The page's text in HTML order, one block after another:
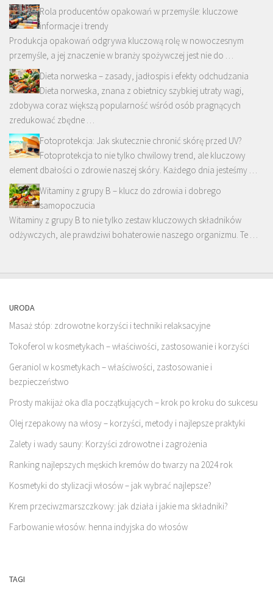
Rola producentów opakowań w przemyśle: kluczowe
informacje i trendy
Produkcja opakowań odgrywa kluczową rolę w nowoczesnym
przemyśle, a jej znaczenie w branży spożywczej jest nie do …
Dieta norweska – zasady, jadłospis i efekty odchudzania
Dieta norweska, znana z obietnicy szybkiej utraty wagi,
zdobywa coraz większą popularność wśród osób pragnących
zredukować zbędne …
Fotoprotekcja: Jak skutecznie chronić skórę przed UV?
Fotoprotekcja to nie tylko chwilowy trend, ale kluczowy
element dbałości o zdrowie naszej skóry. Każdego dnia jesteśmy …
Witaminy z grupy B – klucz do zdrowia i dobrego
samopoczucia
Witaminy z grupy B to nie tylko zestaw kluczowych składników
odżywczych, ale prawdziwi bohaterowie naszego organizmu. Te …
URODA
Masaż stóp: zdrowotne korzyści i techniki relaksacyjne
Tokoferol w kosmetykach – właściwości, zastosowanie i korzyści
Geraniol w kosmetykach – właściwości, zastosowanie i
bezpieczeństwo
Prosty makijaż oka dla początkujących – krok po kroku do sukcesu
Olej rzepakowy na włosy – korzyści, metody i najlepsze praktyki
Zalety i wady sauny: Korzyści zdrowotne i zagrożenia
Ranking najlepszych męskich kremów do twarzy na 2024 rok
Kosmetyki do stylizacji włosów – jak wybrać najlepsze?
Krem przeciwzmarszczkowy: jak działa i jakie ma składniki?
Farbowanie włosów: henna indyjska do włosów
TAGI